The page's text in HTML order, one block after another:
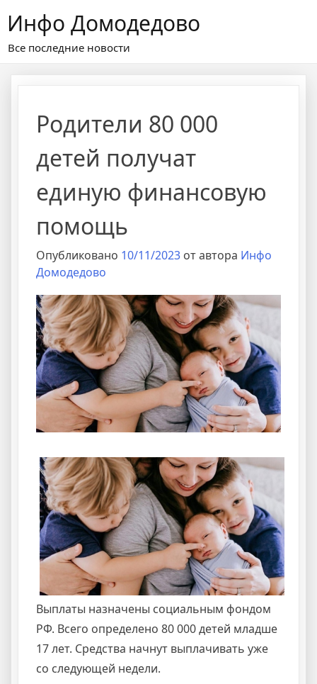
содержимому
Инфо Домодедово
Все последние новости
Родители 80 000
детей получат
единую финансовую
помощь
Опубликовано 10/11/2023 от автора Инфо
Домодедово
Выплаты назначены социальным фондом
РФ. Всего определено 80 000 детей младше
17 лет. Средства начнут выплачивать уже
со следующей недели.